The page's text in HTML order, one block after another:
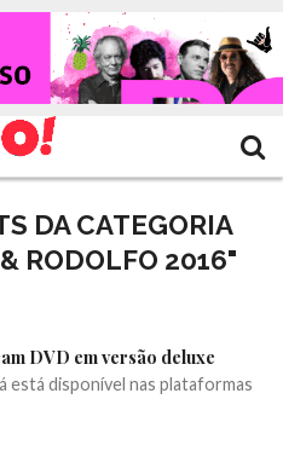
DA CATEGORIA
RODOLFO 2016"
DVD em versão deluxe
está disponível nas plataformas